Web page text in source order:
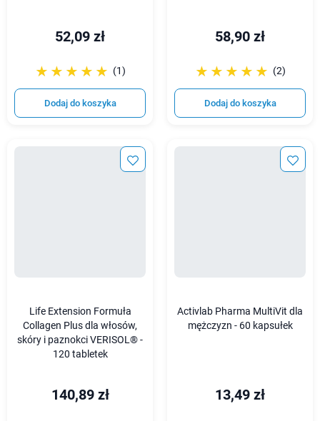
52,09 zł
☆☆☆☆☆
★★★★★ (1)
Dodaj do koszyka
58,90 zł
☆☆☆☆☆
★★★★★ (2)
Dodaj do koszyka
Life Extension Formuła
Collagen Plus dla włosów,
skóry i paznokci VERISOL® -
120 tabletek
140,89 zł
Activlab Pharma MultiVit dla
mężczyzn - 60 kapsułek
13,49 zł